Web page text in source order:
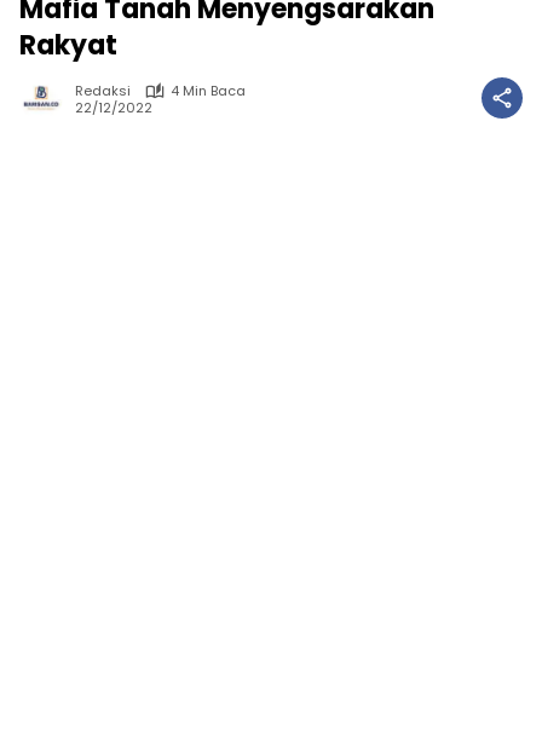
Mafia Tanah Menyengsarakan
Rakyat
Redaksi
4 Min Baca
22/12/2022